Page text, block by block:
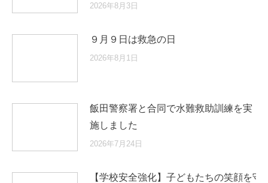
2026年8月3日
９月９日は救急の日
2026年8月1日
飯田警察署と合同で水難救助訓練を実
施しました
2026年7月24日
【学校安全強化】子どもたちの笑顔を守